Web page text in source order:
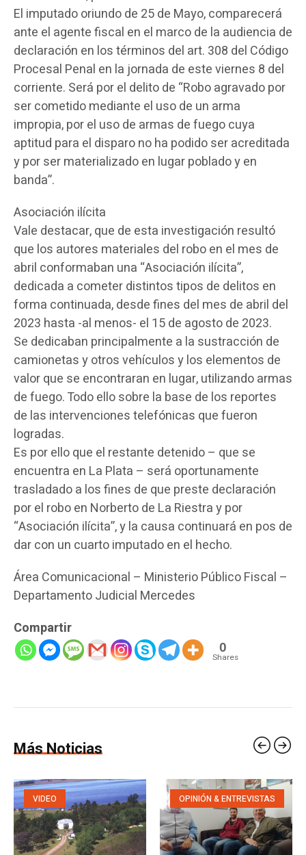
El imputado oriundo de 25 de Mayo, comparecerá
ante el agente fiscal en el marco de la audiencia de
declaración en los términos del art. 308 del Código
Procesal Penal en la jornada de este viernes 8 del
corriente. Será por el delito de “Robo agravado por
ser cometido mediante el uso de un arma
impropia, por el uso de armas de fuego cuya
aptitud para el disparo no ha podido ser acreditada
y por ser materializado en lugar poblado y en
banda”.
Asociación ilícita
Vale destacar, que de esta investigación resultó
que los autores materiales del robo en el mes de
abril conformaban una “Asociación ilícita”,
dedicada a cometer distintos tipos de delitos en
forma continuada, desde fines del mes de abril del
2023 hasta -al menos- el 15 de agosto de 2023.
Se dedicaban principalmente a la sustracción de
camionetas y otros vehículos y los elementos de
valor que se encontraran en lugar, utilizando armas
de fuego. Todo ello sobre la base de los reportes
de las intervenciones telefónicas que fueron
logradas.
Es por ello que el restante detenido – que se
encuentra en La Plata – será oportunamente
trasladado a los fines de que preste declaración
por el robo en Norberto de La Riestra y por
“Asociación ilícita”, y la causa continuará en pos de
dar con un cuarto imputado en el hecho.
Área Comunicacional – Ministerio Público Fiscal –
Departamento Judicial Mercedes
Compartir
0
Shares
Más Noticias
VIDEO OPINIÓN & ENTREVISTAS